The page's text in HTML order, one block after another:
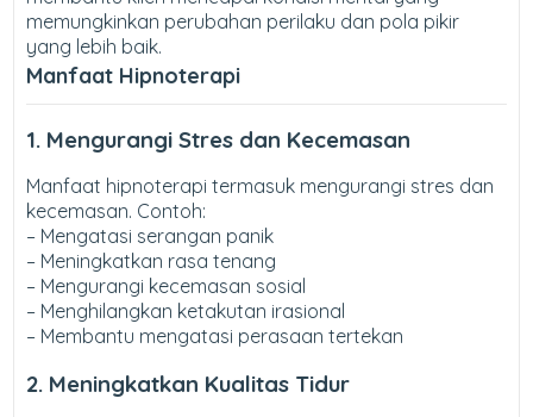
memungkinkan perubahan perilaku dan pola pikir
yang lebih baik.
Manfaat Hipnoterapi
1. Mengurangi Stres dan Kecemasan
Manfaat hipnoterapi termasuk mengurangi stres dan
kecemasan. Contoh:
– Mengatasi serangan panik
– Meningkatkan rasa tenang
– Mengurangi kecemasan sosial
– Menghilangkan ketakutan irasional
– Membantu mengatasi perasaan tertekan
2. Meningkatkan Kualitas Tidur